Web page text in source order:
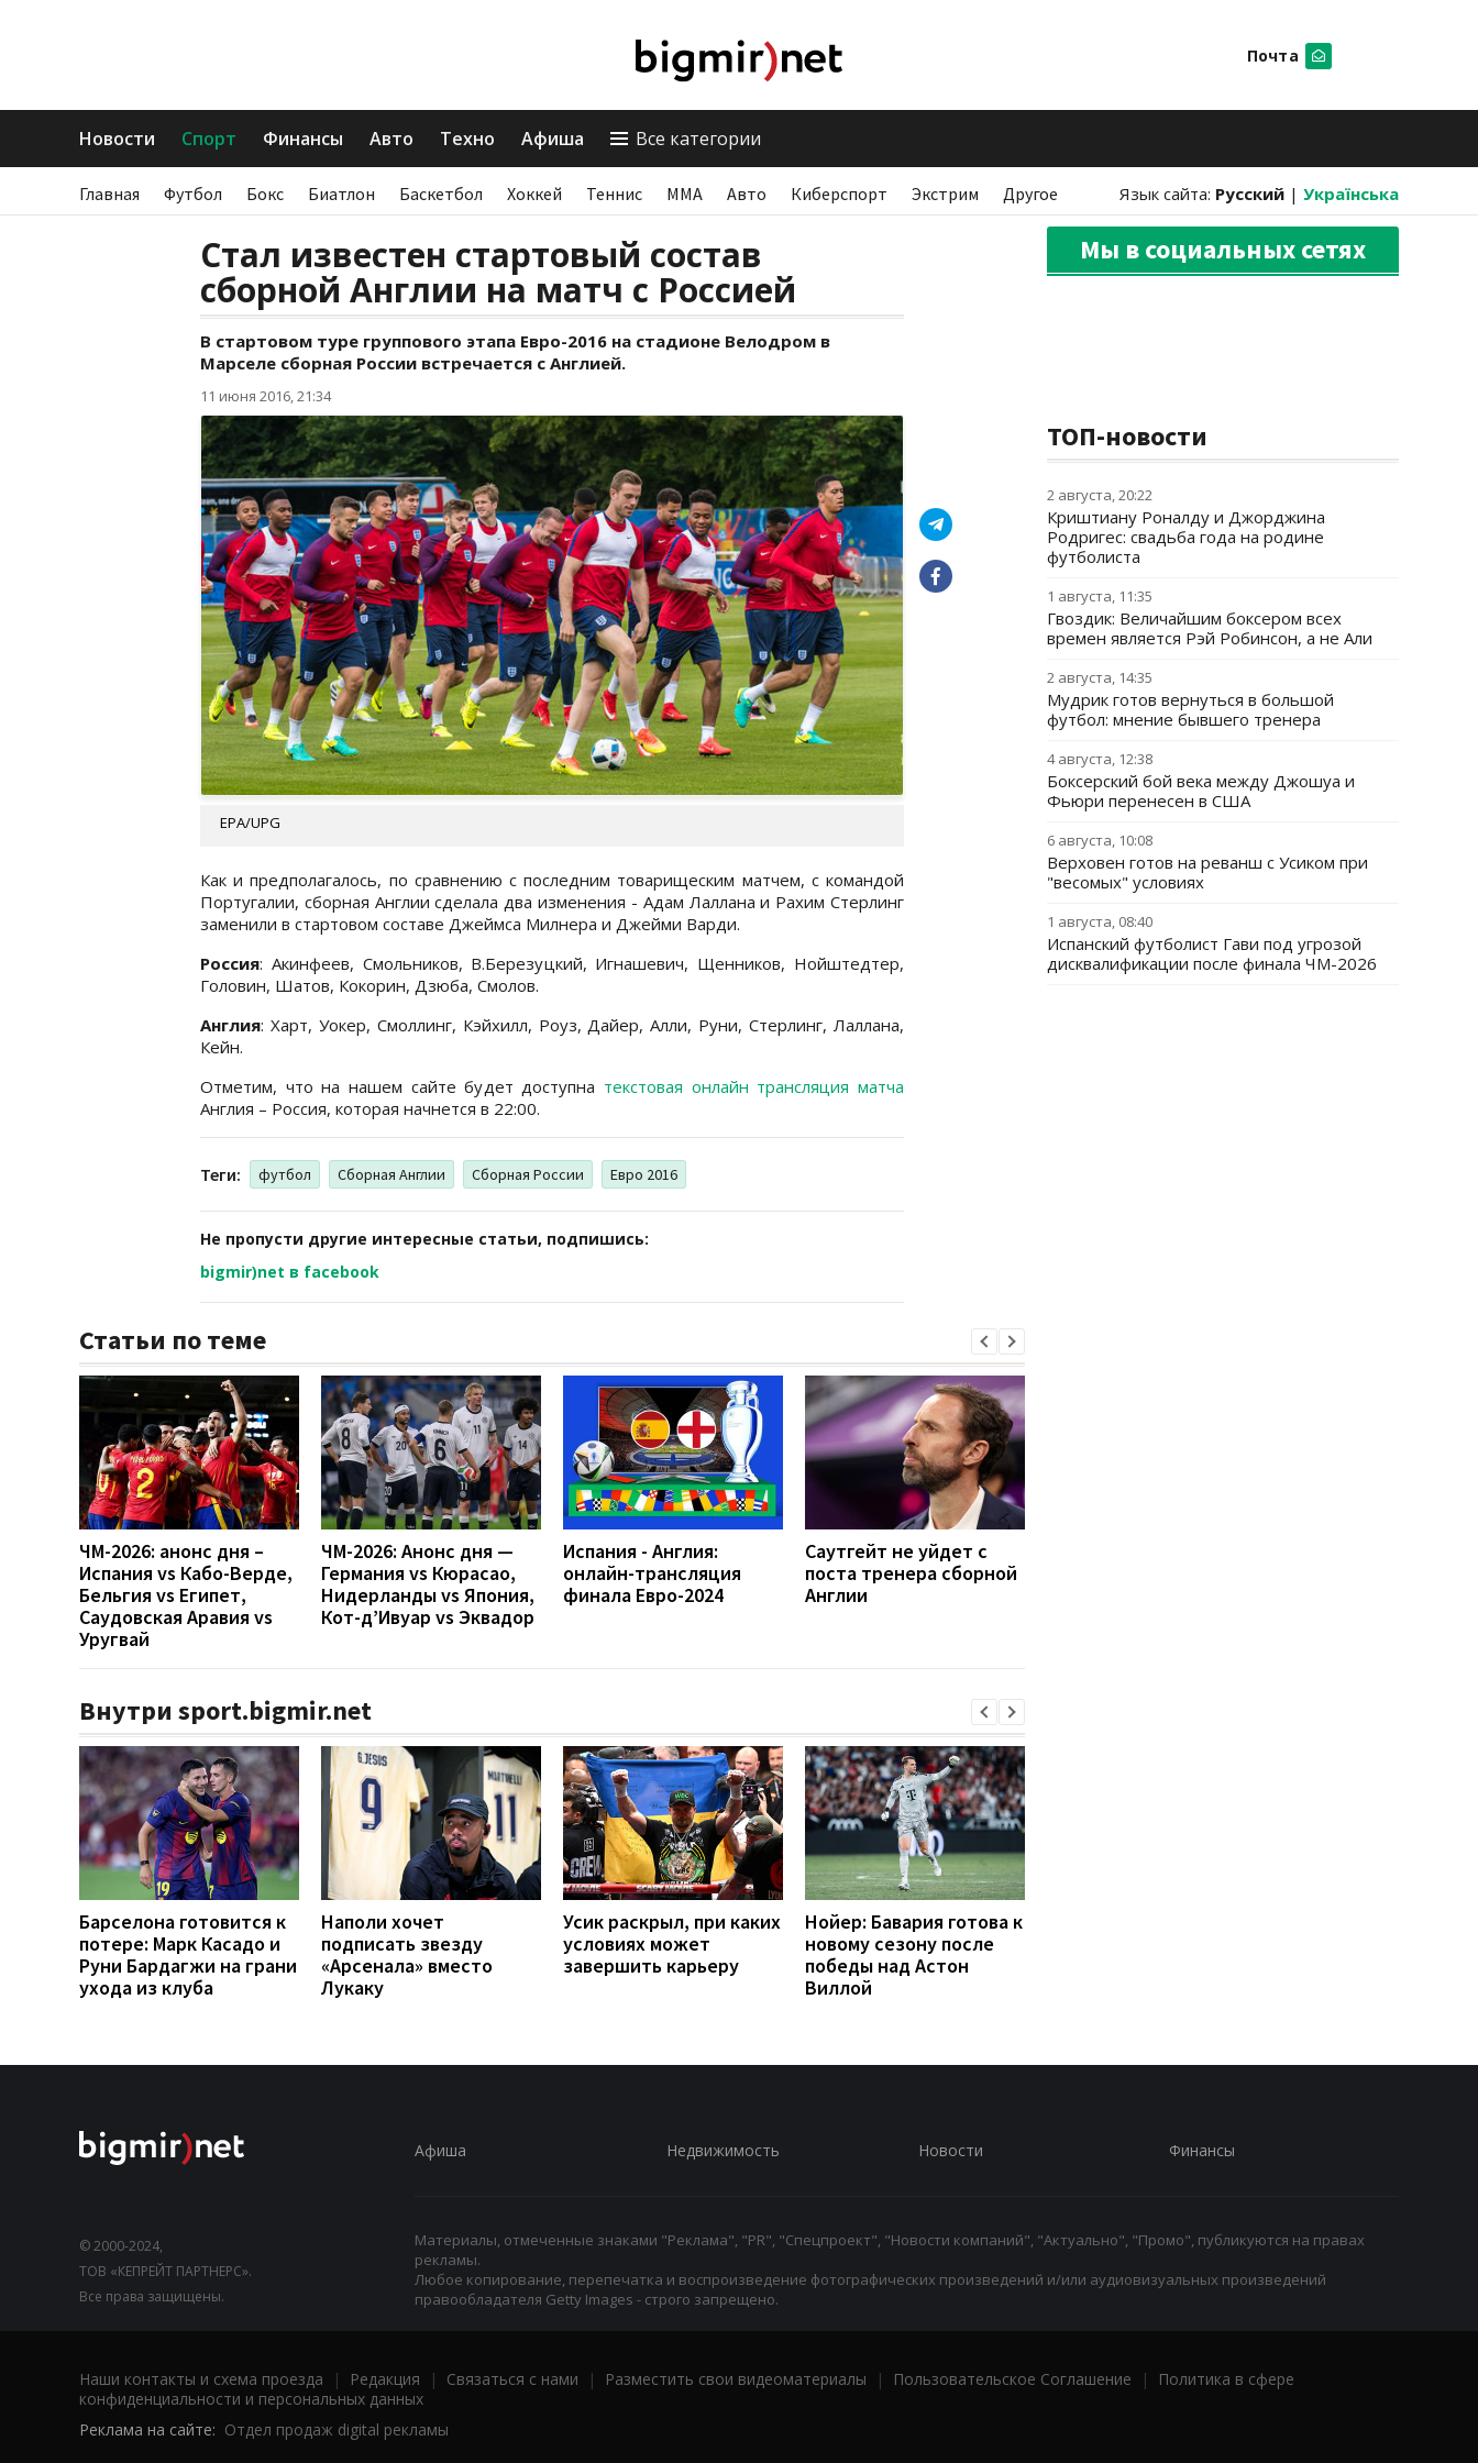
Почта
Новости Спорт Финансы Авто Техно Афиша Все категории
Главная Футбол Бокс Биатлон Баскетбол Хоккей Теннис ММА Авто Киберспорт Экстрим Другое Язык сайта: Русский | Українська
Стал известен стартовый состав
сборной Англии на матч с Россией
В стартовом туре группового этапа Евро-2016 на стадионе Велодром в
Марселе сборная России встречается с Англией.
11 июня 2016, 21:34
EPA/UPG
Как и предполагалось, по сравнению с последним товарищеским матчем, с командой
Португалии, сборная Англии сделала два изменения - Адам Лаллана и Рахим Стерлинг
заменили в стартовом составе Джеймса Милнера и Джейми Варди.
Россия: Акинфеев, Смольников, В.Березуцкий, Игнашевич, Щенников, Нойштедтер,
Головин, Шатов, Кокорин, Дзюба, Смолов.
Англия: Харт, Уокер, Смоллинг, Кэйхилл, Роуз, Дайер, Алли, Руни, Стерлинг, Лаллана,
Кейн.
Отметим, что на нашем сайте будет доступна текстовая онлайн трансляция матча
Англия – Россия, которая начнется в 22:00.
Теги: футбол Сборная Англии Сборная России Евро 2016
Не пропусти другие интересные статьи, подпишись:
bigmir)net в facebook
Статьи по теме
ЧМ-2026: анонс дня –
Испания vs Кабо-Верде,
Бельгия vs Египет,
Саудовская Аравия vs
Уругвай
ЧМ-2026: Анонс дня —
Германия vs Кюрасао,
Нидерланды vs Япония,
Кот-д’Ивуар vs Эквадор
Испания - Англия:
онлайн-трансляция
финала Евро-2024
Саутгейт не уйдет с
поста тренера сборной
Англии
Внутри sport.bigmir.net
Барселона готовится к
потере: Марк Касадо и
Руни Бардагжи на грани
ухода из клуба
Наполи хочет
подписать звезду
«Арсенала» вместо
Лукаку
Усик раскрыл, при каких
условиях может
завершить карьеру
Нойер: Бавария готова к
новому сезону после
победы над Астон
Виллой
Мы в социальных сетях
ТОП-новости
2 августа, 20:22
Криштиану Роналду и Джорджина
Родригес: свадьба года на родине
футболиста
1 августа, 11:35
Гвоздик: Величайшим боксером всех
времен является Рэй Робинсон, а не Али
2 августа, 14:35
Мудрик готов вернуться в большой
футбол: мнение бывшего тренера
4 августа, 12:38
Боксерский бой века между Джошуа и
Фьюри перенесен в США
6 августа, 10:08
Верховен готов на реванш с Усиком при
"весомых" условиях
1 августа, 08:40
Испанский футболист Гави под угрозой
дисквалификации после финала ЧМ-2026
© 2000-2024,
ТОВ «КЕПРЕЙТ ПАРТНЕРС».
Все права защищены.
Афиша Недвижимость Новости Финансы
Материалы, отмеченные знаками "Реклама", "PR", "Спецпроект", "Новости компаний", "Актуально", "Промо", публикуются на правах
рекламы.
Любое копирование, перепечатка и воспроизведение фотографических произведений и/или аудиовизуальных произведений
правообладателя Getty Images - строго запрещено.
Наши контакты и схема проезда | Редакция | Связаться с нами | Разместить свои видеоматериалы | Пользовательское Соглашение |
Политика в сфере
конфиденциальности и персональных данных
Реклама на сайте: Отдел продаж digital рекламы